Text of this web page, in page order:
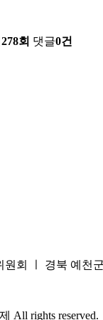
278회 댓글0건
회 ㅣ 경북 예천
All rights reserved.